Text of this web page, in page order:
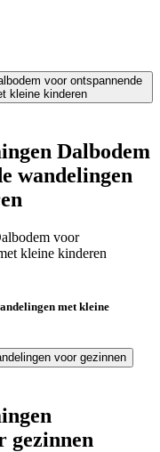
Dalbodem
wandelingen
met kleine
gezinnen